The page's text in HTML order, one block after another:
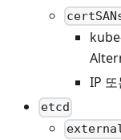
IP
etcd